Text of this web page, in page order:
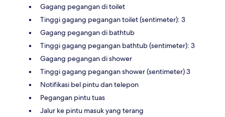
Gagang pegangan di toilet
Tinggi gagang pegangan toilet (sentimeter): 3
Gagang pegangan di bathtub
Tinggi gagang pegangan bathtub (sentimeter): 3
Gagang pegangan di shower
Tinggi gagang pegangan shower (sentimeter) 3
Notifikasi bel pintu dan telepon
Pegangan pintu tuas
Jalur ke pintu masuk yang terang